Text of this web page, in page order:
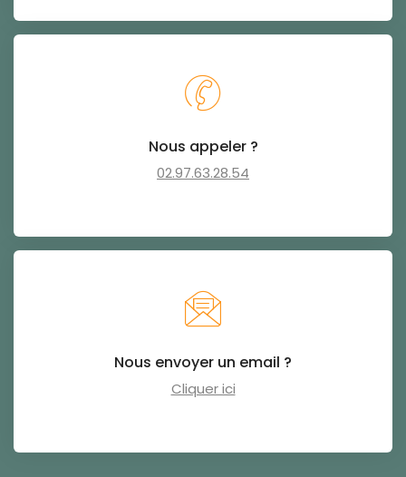
Nous appeler ?
02.97.63.28.54
Nous envoyer un email ?
Cliquer ici